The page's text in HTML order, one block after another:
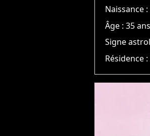
Naissance :
Âge :35 ans
Signe
Résidence :